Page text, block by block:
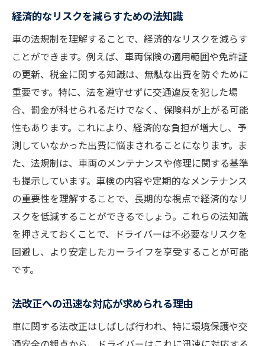
燃費性能向上のための技術革新
燃費基準が日常運転に与える影響
燃費基準強化に伴う車両選択の変化
燃費基準強化がもたらす環境への貢献
車を所有する上で必須の最新法規制情報
最新法規制の概要とその重要性
車両所有者が知っておくべき新ルール
法規制の更新情報を把握する方法
法規制に対応するための準備
最新法規制がもたらすリスクと対策
法規制情報の入手とその活用法
経済的なリスクを減らすための法知識
車の法規制を理解することで、経済的なリスクを減らす
ことができます。例えば、車両保険の適用範囲や免許証
の更新、税金に関する知識は、無駄な出費を防ぐために
重要です。特に、法を遵守せずに交通違反を犯した場
合、罰金が科せられるだけでなく、保険料が上がる可能
性もあります。これにより、経済的な負担が増大し、予
測していなかった出費に悩まされることになります。ま
た、法規制は、車両のメンテナンスや修理に関する基準
も提示しています。車検の内容や定期的なメンテナンス
の重要性を理解することで、長期的な視点で経済的なリ
スクを低減することができるでしょう。これらの法知識
を押さえておくことで、ドライバーは不必要なリスクを
回避し、より安定したカーライフを享受することが可能
です。
法改正への迅速な対応が求められる理由
車に関する法改正はしばしば行われ、特に環境保護や交